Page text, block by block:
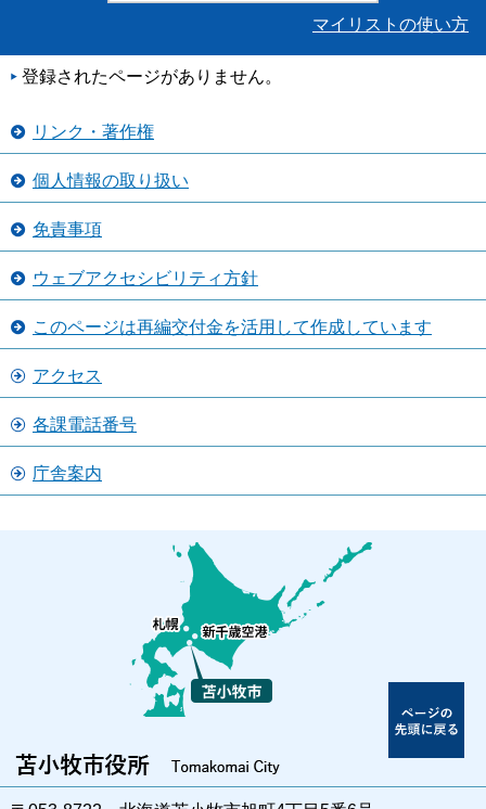
マイリストの使い方
登録されたページがありません。
リンク・著作権
個人情報の取り扱い
免責事項
ウェブアクセシビリティ方針
このページは再編交付金を活用して作成しています
アクセス
各課電話番号
庁舎案内